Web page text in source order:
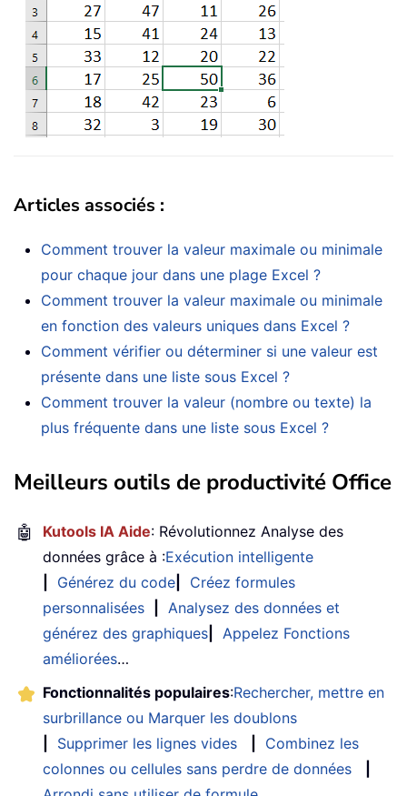
Articles associés :
Comment trouver la valeur maximale ou minimale
pour chaque jour dans une plage Excel ?
Comment trouver la valeur maximale ou minimale
en fonction des valeurs uniques dans Excel ?
Comment vérifier ou déterminer si une valeur est
présente dans une liste sous Excel ?
Comment trouver la valeur (nombre ou texte) la
plus fréquente dans une liste sous Excel ?
Meilleurs outils de productivité Office
🤖 Kutools IA Aide: Révolutionnez Analyse des
données grâce à :Exécution intelligente
Générez du code
Créez formules
personnalisées
Analysez des données et
générez des graphiques
Appelez Fonctions
améliorées…
Fonctionnalités populaires:Rechercher, mettre en
surbrillance ou Marquer les doublons
Supprimer les lignes vides
Combinez les
colonnes ou cellules sans perdre de données